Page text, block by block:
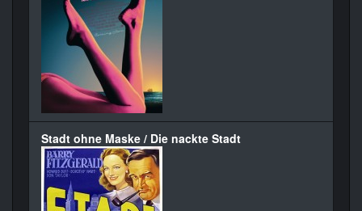
Stadt ohne Maske / Die nackte Stadt